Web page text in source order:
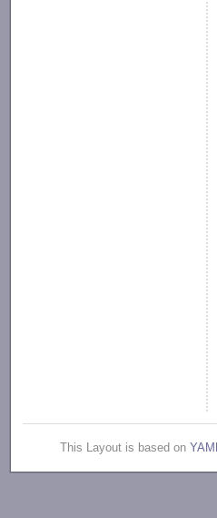
This Layout is based on YAML